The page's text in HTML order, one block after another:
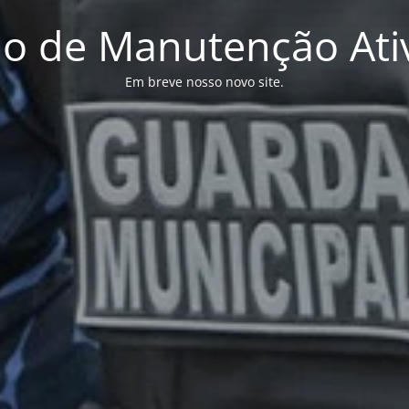
de Manutenção
Em breve nosso novo site.